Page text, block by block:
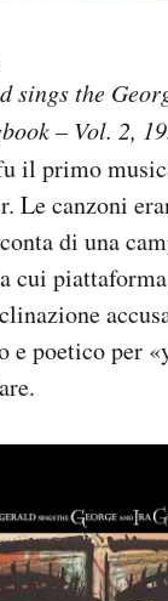
sings the
– Vol. 2,
il primo
Le canzoni
di una
cui
e poetico per